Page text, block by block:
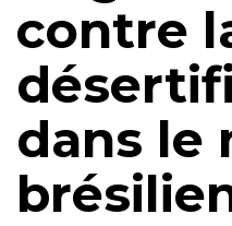
contre
dans le